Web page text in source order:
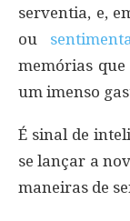
serventia, e,
ou
memórias que
um imenso
É sinal de
se lançar a
maneiras de